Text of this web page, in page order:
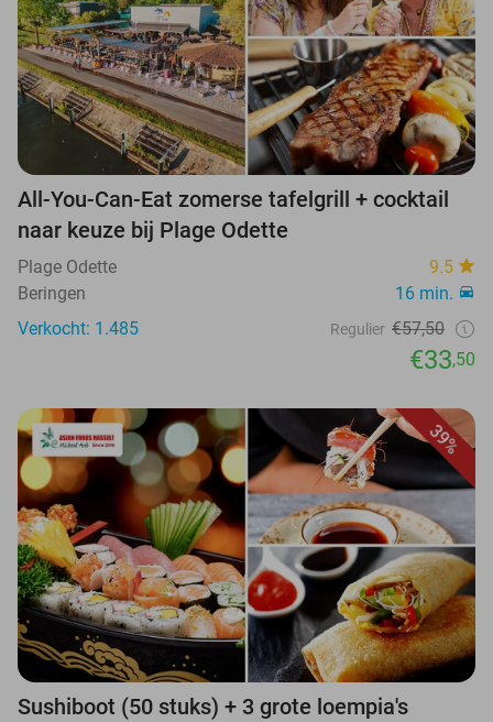
All-You-Can-Eat zomerse tafelgrill + cocktail
naar keuze bij Plage Odette
Plage Odette
9.5
Beringen
16 min.
Verkocht: 1.485
Regulier €57,50
€33,50
39%
Sushiboot (50 stuks) + 3 grote loempia's